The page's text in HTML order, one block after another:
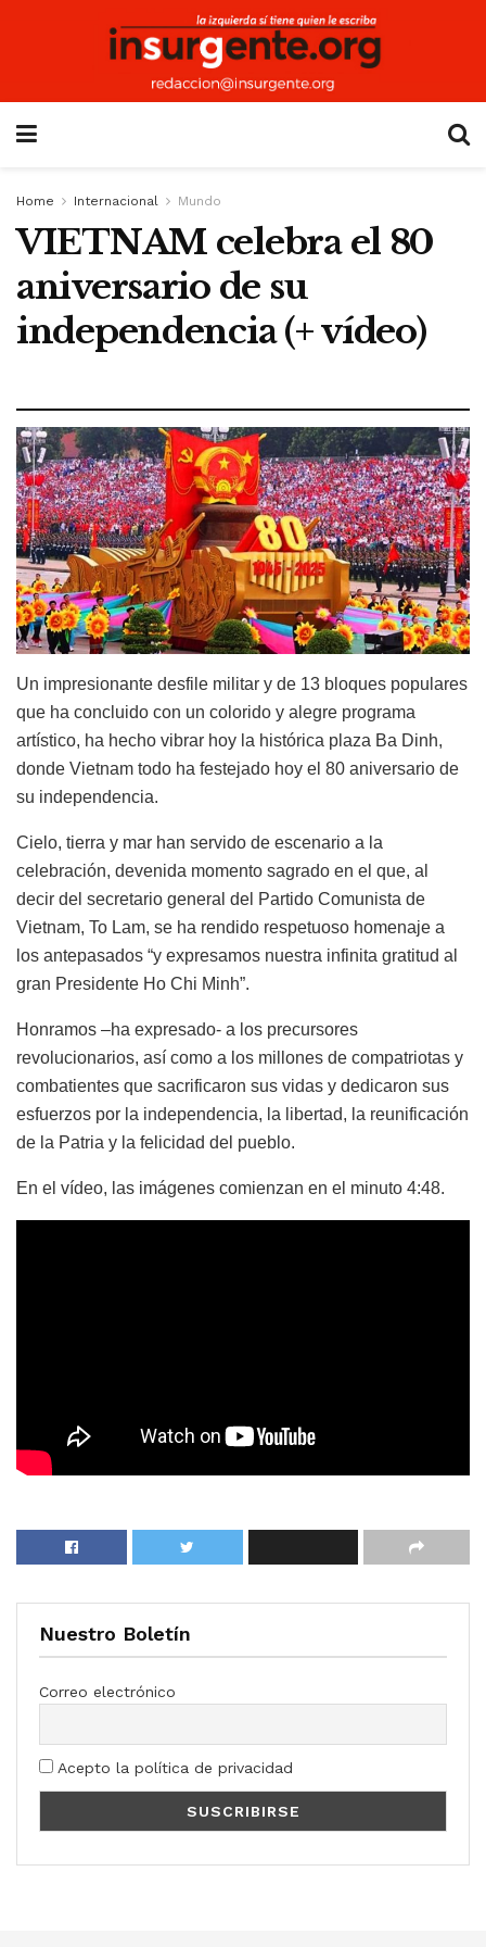
Home Internacional Mundo
VIETNAM celebra el 80
aniversario de su
independencia (+ vídeo)
Un impresionante desfile militar y de 13 bloques populares
que ha concluido con un colorido y alegre programa
artístico, ha hecho vibrar hoy la histórica plaza Ba Dinh,
donde Vietnam todo ha festejado hoy el 80 aniversario de
su independencia.
Cielo, tierra y mar han servido de escenario a la
celebración, devenida momento sagrado en el que, al
decir del secretario general del Partido Comunista de
Vietnam, To Lam, se ha rendido respetuoso homenaje a
los antepasados “y expresamos nuestra infinita gratitud al
gran Presidente Ho Chi Minh”.
Honramos –ha expresado- a los precursores
revolucionarios, así como a los millones de compatriotas y
combatientes que sacrificaron sus vidas y dedicaron sus
esfuerzos por la independencia, la libertad, la reunificación
de la Patria y la felicidad del pueblo.
En el vídeo, las imágenes comienzan en el minuto 4:48.
Nuestro Boletín
Correo electrónico
Acepto la política de privacidad